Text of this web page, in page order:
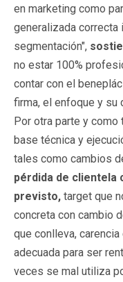
en marketing como
generalizada
segmentación",
no estar 100%
contar con el
firma, el enfoque y su
Por otra parte y como
base técnica y
tales como cambios
pérdida de clientela
previsto, target que
concreta con cambio
que conlleva,
adecuada para ser
veces se mal utiliza